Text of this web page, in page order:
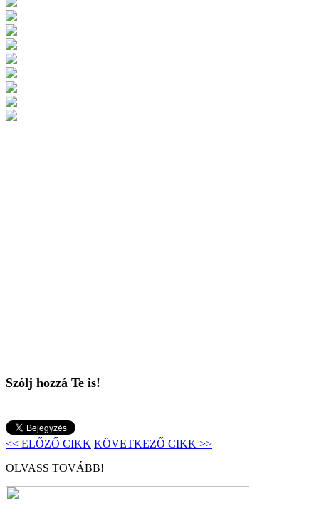
Szólj hozzá Te is!
<< ELŐZŐ CIKK KÖVETKEZŐ CIKK >>
OLVASS TOVÁBB!